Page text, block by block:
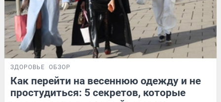
ЗДОРОВЬЕ ОБЗОР
Как перейти на весеннюю одежду и не
простудиться: 5 секретов, которые